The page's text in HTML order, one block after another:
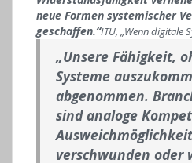
neue Formen systemischer
geschaffen.“ITU, „Wenn digitale
„Unsere Fähigkeit,
Systeme
abgenommen.
sind analoge
verschwunden oder